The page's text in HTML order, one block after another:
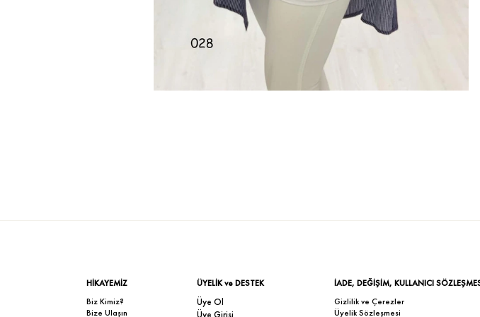
HİKAYEMİZ
Biz Kimiz?
Bize Ulaşın
ÜYELİK ve DESTEK
Üye Ol
İADE, DEĞİŞİM, KULLANICI
Gizlilik ve Çerezler
Üyelik Sözleşmesi